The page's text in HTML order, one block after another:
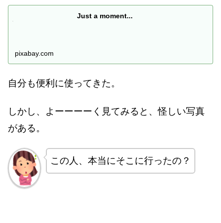
Just a moment...
pixabay.com
自分も便利に使ってきた。
しかし、よーーーーく見てみると、怪しい写真
がある。
この人、本当にそこに行ったの？